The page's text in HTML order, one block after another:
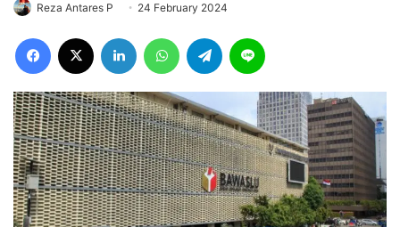
Reza Antares P 24 February 2024
Facebook LinkedIn WhatsAppTelegram